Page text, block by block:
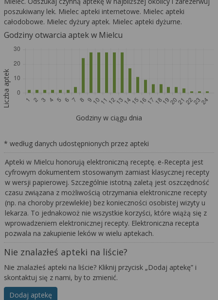
poszukiwany lek. Mielec apteki internetowe. Mielec apteki
całodobowe. Mielec dyżury aptek. Mielec apteki dyżurne.
Godziny otwarcia aptek w Mielcu
Liczba aptek
Godziny w ciągu dnia
* według danych udostępnionych przez apteki
Apteki w Mielcu honorują elektroniczną receptę. e-Recepta jest
cyfrowym dokumentem stosowanym zamiast klasycznej recepty
w wersji papierowej. Szczególnie istotną zaletą jest oszczędność
czasu związana z możliwością otrzymania elektroniczne recepty
(np. na choroby przewlekłe) bez konieczności osobistej wizyty u
lekarza. To jednakowoż nie wszystkie korzyści, które wiążą się z
wprowadzeniem elektronicznej recepty. Elektroniczna recepta
pozwala na zakupienie leków w wielu aptekach.
Nie znalazłeś apteki na liście?
Nie znalazłeś apteki na liście? Kliknij przycisk „Dodaj aptekę” i
skontaktuj się z nami, by to zmienić.
Dodaj aptekę